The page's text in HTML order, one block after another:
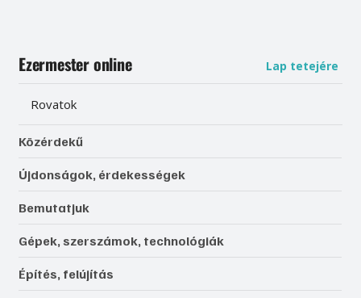
Ezermester online Lap tetejére
Rovatok
Közérdekű
Újdonságok, érdekességek
Bemutatjuk
Gépek, szerszámok, technológiák
Építés, felújítás